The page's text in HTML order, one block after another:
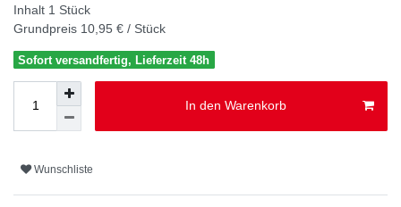
Inhalt 1 Stück
Grundpreis 10,95 € / Stück
Sofort versandfertig, Lieferzeit 48h
In den Warenkorb
Wunschliste